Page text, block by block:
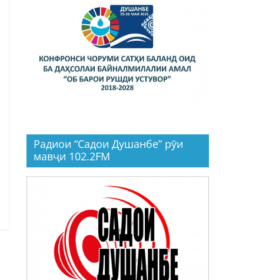
Радиои “Садои Душанбе” рӯи
мавҷи 102.2FM